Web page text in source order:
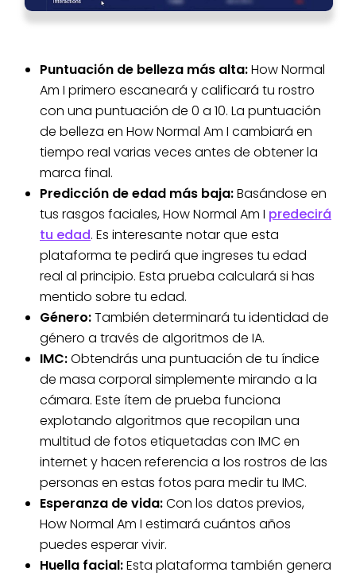
Puntuación de belleza más alta:How Normal
Am I primero escaneará y calificará tu rostro
con una puntuación de 0 a 10. La puntuación
de belleza en How Normal Am I cambiará en
tiempo real varias veces antes de obtener la
marca final.
Predicción de edad más baja:Basándose en
tus rasgos faciales, How Normal Am I predecirá
tu edad. Es interesante notar que esta
plataforma te pedirá que ingreses tu edad
real al principio. Esta prueba calculará si has
mentido sobre tu edad.
Género:También determinará tu identidad de
género a través de algoritmos de IA.
IMC:Obtendrás una puntuación de tu índice
de masa corporal simplemente mirando a la
cámara. Este ítem de prueba funciona
explotando algoritmos que recopilan una
multitud de fotos etiquetadas con IMC en
internet y hacen referencia a los rostros de las
personas en estas fotos para medir tu IMC.
Esperanza de vida:Con los datos previos,
How Normal Am I estimará cuántos años
puedes esperar vivir.
Huella facial:Esta plataforma también genera